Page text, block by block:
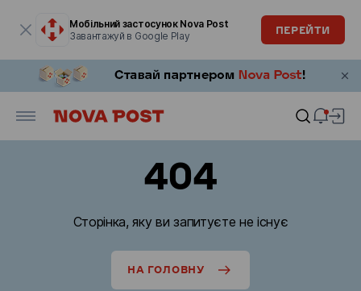
Мобільний застосунок Nova Post
Завантажуй в Google Play
ПЕРЕЙТИ
404
Сторінка, яку ви запитуєте не існує
НА ГОЛОВНУ